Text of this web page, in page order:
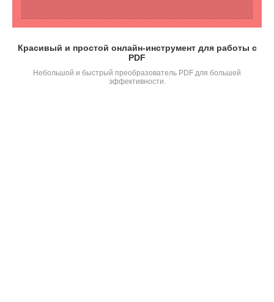
Красивый и простой онлайн-инструмент для работы с
PDF
Небольшой и быстрый преобразователь PDF для большей
эффективности.